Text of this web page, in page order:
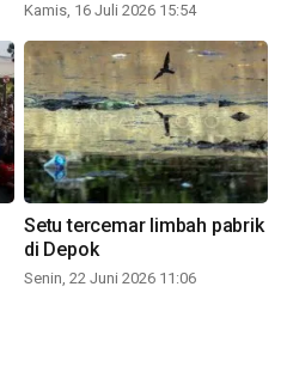
Kamis, 16 Juli 2026 15:54
Setu tercemar limbah pabrik
di Depok
Senin, 22 Juni 2026 11:06